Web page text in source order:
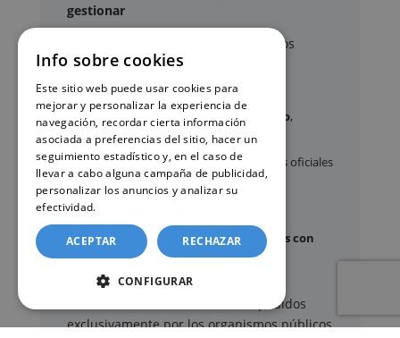
gestionar
A través de nuestro servicio, podemos
gestionar, entre otros:
Certificados y partidas de nacimiento,
matrimonioydefunción
Apostilla de La Haya de documentos oficiales
Legalizaciónde certificados
Certificado de Últimas Voluntades
Certificado de contratos de seguros con
cobertura por fallecimiento
Los documentos oficiales son expedidos
exclusivamente por los organismos públicos
Info sobre cookies
Este sitio web puede usar cookies para
mejorar y personalizar la experiencia de
navegación, recordar cierta información
asociada a preferencias del sitio, hacer un
seguimiento estadístico y, en el caso de
llevar a cabo alguna campaña de publicidad,
personalizar los anuncios y analizar su
efectividad.
ACEPTAR RECHAZAR
CONFIGURAR